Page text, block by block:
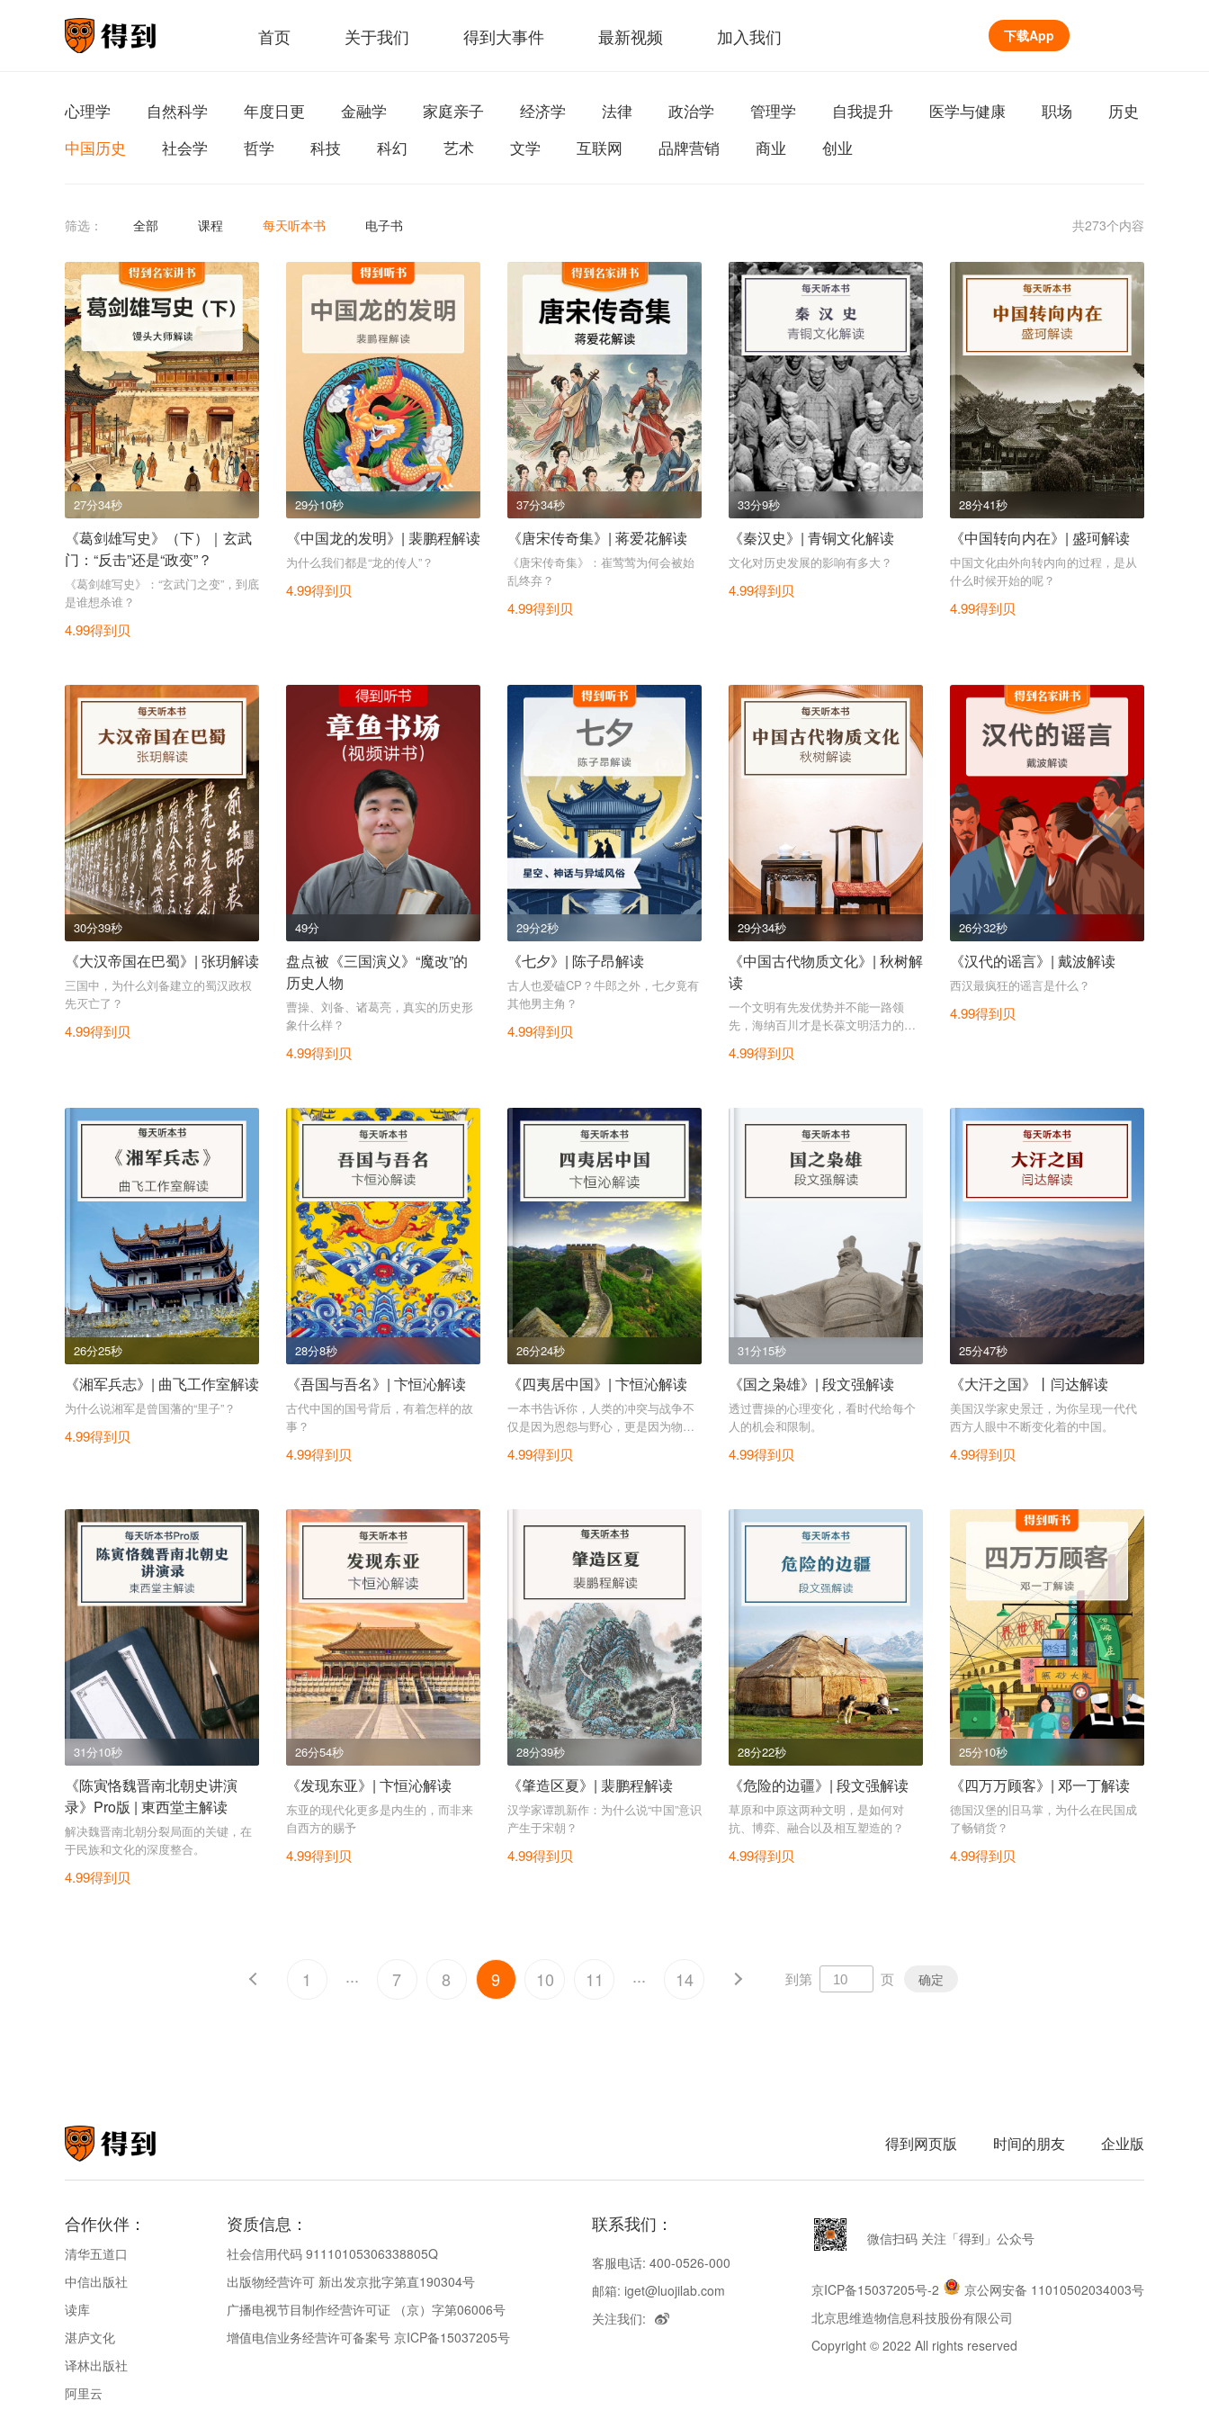
首页 关于我们 得到大事件 最新视频 加入我们 下载App
心理学 自然科学 年度日更 金融学 家庭亲子 经济学 法律 政治学 管理学 自我提升 医学与健康 职场
历史
中国历史
社会学 哲学 科技 科幻 艺术 文学 互联网 品牌营销 商业 创业
筛选： 全部 课程 每天听本书 电子书 共273个内容
27分34秒
《葛剑雄写史》（下）｜玄武
门：“反击”还是“政变”？
《葛剑雄写史》：“玄武门之变”，到底
是谁想杀谁？
4.99得到贝
29分10秒
《中国龙的发明》| 裴鹏程解读
为什么我们都是“龙的传人”？
4.99得到贝
37分34秒
《唐宋传奇集》| 蒋爱花解读
《唐宋传奇集》：崔莺莺为何会被始
乱终弃？
4.99得到贝
33分9秒
《秦汉史》| 青铜文化解读
文化对历史发展的影响有多大？
4.99得到贝
28分41秒
《中国转向内在》| 盛珂解读
中国文化由外向转内向的过程，是从
什么时候开始的呢？
4.99得到贝
30分39秒
《大汉帝国在巴蜀》| 张玥解读
三国中，为什么刘备建立的蜀汉政权
先灭亡了？
4.99得到贝
49分
盘点被《三国演义》“魔改”的
历史人物
曹操、刘备、诸葛亮，真实的历史形
象什么样？
4.99得到贝
29分2秒
《七夕》| 陈子昂解读
古人也爱磕CP？牛郎之外，七夕竟有
其他男主角？
4.99得到贝
29分34秒
《中国古代物质文化》| 秋树解
读
一个文明有先发优势并不能一路领
先，海纳百川才是长葆文明活力的根
4.99得到贝
26分32秒
《汉代的谣言》| 戴波解读
西汉最疯狂的谣言是什么？
4.99得到贝
26分25秒
《湘军兵志》| 曲飞工作室解读
为什么说湘军是曾国藩的“里子”？
4.99得到贝
28分8秒
《吾国与吾名》| 卞恒沁解读
古代中国的国号背后，有着怎样的故
事？
4.99得到贝
26分24秒
《四夷居中国》| 卞恒沁解读
一本书告诉你，人类的冲突与战争不
仅是因为恩怨与野心，更是因为物质
4.99得到贝
31分15秒
《国之枭雄》| 段文强解读
透过曹操的心理变化，看时代给每个
人的机会和限制。
4.99得到贝
25分47秒
《大汗之国》丨闫达解读
美国汉学家史景迁，为你呈现一代代
西方人眼中不断变化着的中国。
4.99得到贝
31分10秒
《陈寅恪魏晋南北朝史讲演
录》Pro版 | 東西堂主解读
解决魏晋南北朝分裂局面的关键，在
于民族和文化的深度整合。
4.99得到贝
26分54秒
《发现东亚》| 卞恒沁解读
东亚的现代化更多是内生的，而非来
自西方的赐予
4.99得到贝
28分39秒
《肇造区夏》| 裴鹏程解读
汉学家谭凯新作：为什么说“中国”意识
产生于宋朝？
4.99得到贝
28分22秒
《危险的边疆》| 段文强解读
草原和中原这两种文明，是如何对
抗、博弈、融合以及相互塑造的？
4.99得到贝
25分10秒
《四万万顾客》| 邓一丁解读
德国汉堡的旧马掌，为什么在民国成
了畅销货？
4.99得到贝
1 ... 7 8 9 10 11 ... 14 到第 页 确定
得到网页版 时间的朋友 企业版
合作伙伴：
清华五道口
中信出版社
读库
湛庐文化
译林出版社
阿里云
资质信息：
社会信用代码 91110105306338805Q
出版物经营许可 新出发京批字第直190304号
广播电视节目制作经营许可证 （京）字第06006号
增值电信业务经营许可备案号 京ICP备15037205号
联系我们：
客服电话: 400-0526-000
邮箱: iget@luojilab.com
关注我们:
微信扫码 关注「得到」公众号
京ICP备15037205号-2
京公网安备 11010502034003号
北京思维造物信息科技股份有限公司
Copyright © 2022 All rights reserved